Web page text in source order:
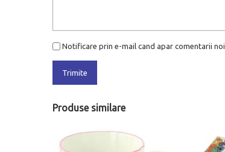
Notificare prin e-mail cand apar comentarii noi
Trimite
Produse similare